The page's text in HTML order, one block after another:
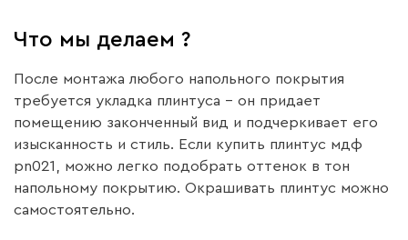
Что мы делаем ?
После монтажа любого напольного покрытия
требуется укладка плинтуса – он придает
помещению законченный вид и подчеркивает его
изысканность и стиль. Если купить плинтус мдф
pn021, можно легко подобрать оттенок в тон
напольному покрытию. Окрашивать плинтус можно
самостоятельно.